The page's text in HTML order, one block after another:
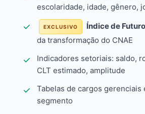
escolaridade, idade, gênero,
EXCLUSIVO Índice de
da transformação do CNAE
Indicadores setoriais: saldo,
CLT estimado, amplitude
Tabelas de cargos gerenciais
segmento